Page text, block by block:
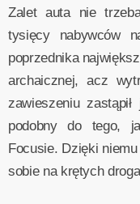
Zalet auta nie
tysięcy nabywców
poprzednika
archaicznej, acz
zawieszeniu
podobny do tego,
Focusie. Dzięki
sobie na krętych